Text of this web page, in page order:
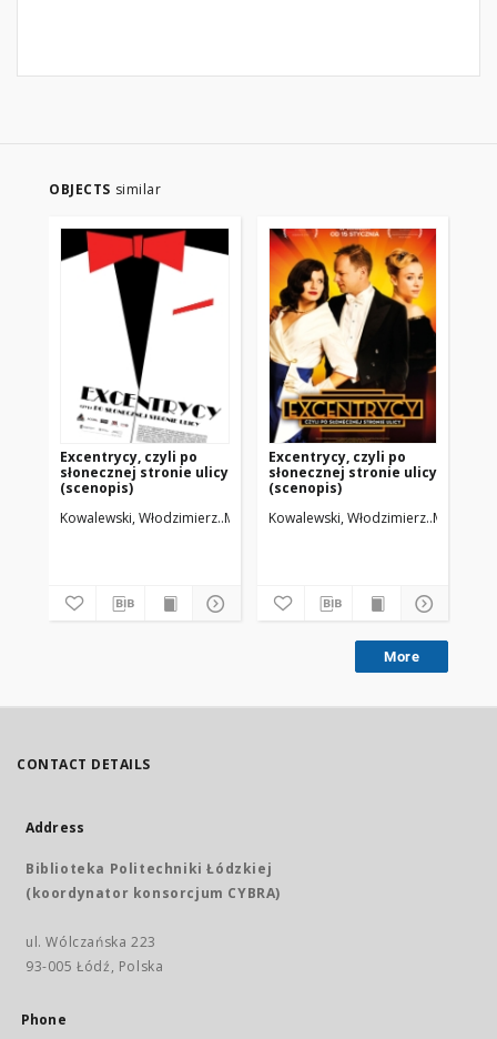
OBJECTS similar
Excentrycy, czyli po
słonecznej stronie ulicy
(scenopis)
Kowalewski, Włodzimierz Majewski, Janusz (1931-2024)
Excentrycy, czyli po
słonecznej stronie ulicy
(scenopis)
Kowalewski, Włodzimierz Majewski,
More
CONTACT DETAILS
Address
Biblioteka Politechniki Łódzkiej
(koordynator konsorcjum CYBRA)
ul. Wólczańska 223
93-005 Łódź, Polska
Phone